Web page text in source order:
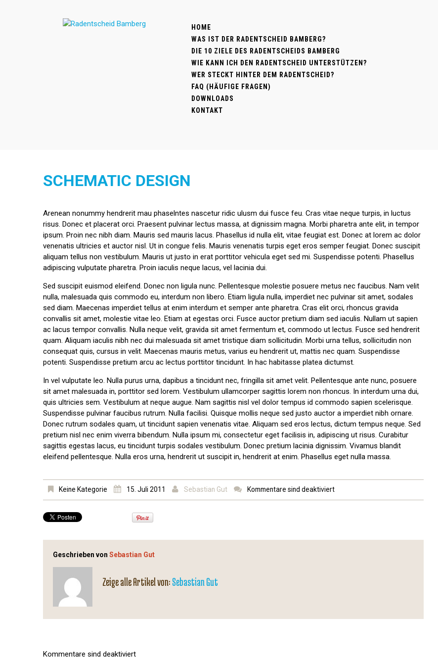
HOME
WAS IST DER RADENTSCHEID BAMBERG?
DIE 10 ZIELE DES RADENTSCHEIDS BAMBERG
WIE KANN ICH DEN RADENTSCHEID UNTERSTÜTZEN?
WER STECKT HINTER DEM RADENTSCHEID?
FAQ (HÄUFIGE FRAGEN)
DOWNLOADS
KONTAKT
SCHEMATIC DESIGN
Arenean nonummy hendrerit mau phaselntes nascetur ridic ulusm dui fusce feu. Cras vitae neque turpis, in luctus
risus. Donec et placerat orci. Praesent pulvinar lectus massa, at dignissim magna. Morbi pharetra ante elit, in tempor
ipsum. Proin nec nibh diam. Mauris sed mauris lacus. Phasellus id nulla elit, vitae feugiat est. Donec at lorem ac dolor
venenatis ultricies et auctor nisl. Ut in congue felis. Mauris venenatis turpis eget eros semper feugiat. Donec suscipit
aliquam tellus non vestibulum. Mauris ut justo in erat porttitor vehicula eget sed mi. Suspendisse potenti. Phasellus
adipiscing vulputate pharetra. Proin iaculis neque lacus, vel lacinia dui.
Sed suscipit euismod eleifend. Donec non ligula nunc. Pellentesque molestie posuere metus nec faucibus. Nam velit
nulla, malesuada quis commodo eu, interdum non libero. Etiam ligula nulla, imperdiet nec pulvinar sit amet, sodales
sed diam. Maecenas imperdiet tellus at enim interdum et semper ante pharetra. Cras elit orci, rhoncus gravida
convallis sit amet, molestie vitae leo. Etiam at egestas orci. Fusce auctor pretium diam sed iaculis. Nullam ut sapien
ac lacus tempor convallis. Nulla neque velit, gravida sit amet fermentum et, commodo ut lectus. Fusce sed hendrerit
quam. Aliquam iaculis nibh nec dui malesuada sit amet tristique diam sollicitudin. Morbi urna tellus, sollicitudin non
consequat quis, cursus in velit. Maecenas mauris metus, varius eu hendrerit ut, mattis nec quam. Suspendisse
potenti. Suspendisse pretium arcu ac lectus porttitor tincidunt. In hac habitasse platea dictumst.
In vel vulputate leo. Nulla purus urna, dapibus a tincidunt nec, fringilla sit amet velit. Pellentesque ante nunc, posuere
sit amet malesuada in, porttitor sed lorem. Vestibulum ullamcorper sagittis lorem non rhoncus. In interdum urna dui,
quis ultricies sem. Vestibulum at neque augue. Nam sagittis nisl vel dolor tempus id commodo sapien scelerisque.
Suspendisse pulvinar faucibus rutrum. Nulla facilisi. Quisque mollis neque sed justo auctor a imperdiet nibh ornare.
Donec rutrum sodales quam, ut tincidunt sapien venenatis vitae. Aliquam sed eros lectus, dictum tempus neque. Sed
pretium nisl nec enim viverra bibendum. Nulla ipsum mi, consectetur eget facilisis in, adipiscing ut risus. Curabitur
sagittis egestas lacus, eu tincidunt turpis sodales vestibulum. Donec pretium lacinia dignissim. Vivamus blandit
eleifend pellentesque. Nulla eros urna, hendrerit ut suscipit in, hendrerit at enim. Phasellus eget nulla massa.
Keine Kategorie 15. Juli 2011 Sebastian Gut Kommentare sind deaktiviert
Geschrieben von Sebastian Gut
Zeige alle Artikel von: Sebastian Gut
Kommentare sind deaktiviert